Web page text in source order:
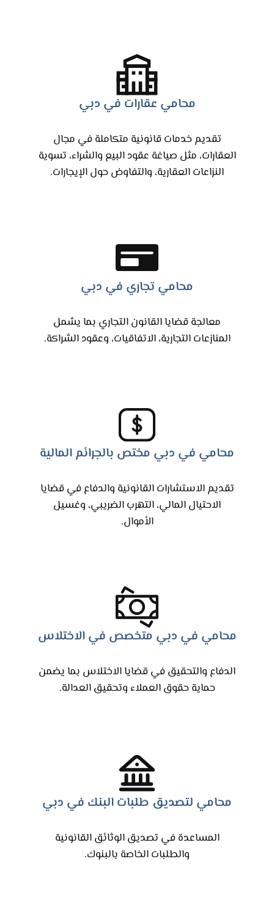
محامي عقارات في دبي
تقديم خدمات قانونية متكاملة في مجال
العقارات، مثل صياغة عقود البيع والشراء، تسوية
النزاعات العقارية، والتفاوض حول الإيجارات.
محامي تجاري في دبي
معالجة قضايا القانون التجاري بما يشمل
المنازعات التجارية، الاتفاقيات، وعقود الشراكة.
محامي في دبي مختص بالجرائم المالية
تقديم الاستشارات القانونية والدفاع في قضايا
الاحتيال المالي، التهرب الضريبي، وغسيل
الأموال.
محامي في دبي متخصص في الاختلاس
الدفاع والتحقيق في قضايا الاختلاس بما يضمن
حماية حقوق العملاء وتحقيق العدالة.
محامي لتصديق طلبات البنك في دبي
المساعدة في تصديق الوثائق القانونية
والطلبات الخاصة بالبنوك.